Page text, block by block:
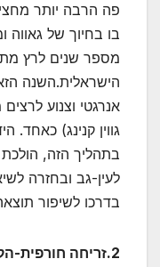
פה הרבה יותר
בו בחיוך של
מספר שנים לרץ
הישראלית.השנה
אנרגטי וצנוע
גווין קנינג) כאחד.
בתהליך הזה,
לעין-גב ובחזרה
בדרכו לשיפור
2.זריחה חורפית-הקילומטר האחרון של ה